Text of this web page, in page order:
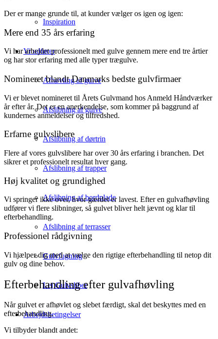
Inspiration
Vi udfører
Afhøvling af gulve
Afslibning af gulve
Afslibning af dørtrin
Afslibning af trapper
Afslibning af bordplade
Afslibning af terrasser
Gulvfugning
Lej Gulvsliber
Arbejdsbetingelser
Der er mange grunde til, at kunder vælger os igen og igen:
Mere end 35 års erfaring
Vi har arbejdet professionelt med gulve gennem mere end tre årtier
og har stor erfaring med alle typer trægulve.
Nomineret blandt Danmarks bedste gulvfirmaer
Vi er blevet nomineret til Årets Gulvmand hos Anmeld Håndværker
år efter år. Det er en anerkendelse, som kommer på baggrund af
kundernes anmeldelser og tilfredshed.
Erfarne gulvslibere
Flere af vores gulvslibere har over 30 års erfaring i branchen. Det
sikrer et professionelt resultat hver gang.
Høj kvalitet og grundighed
Vi springer ikke over, hvor gærdet er lavest. Efter en gulvafhøvling
udfører vi flere slibninger, så gulvet bliver helt jævnt og klar til
efterbehandling.
Professionel rådgivning
Vi hjælper dig med at vælge den rigtige efterbehandling til netop dit
gulv og dine behov.
Efterbehandling efter gulvafhøvling
Når gulvet er afhøvlet og slebet færdigt, skal det beskyttes med en
efterbehandling.
Vi tilbyder blandt andet: